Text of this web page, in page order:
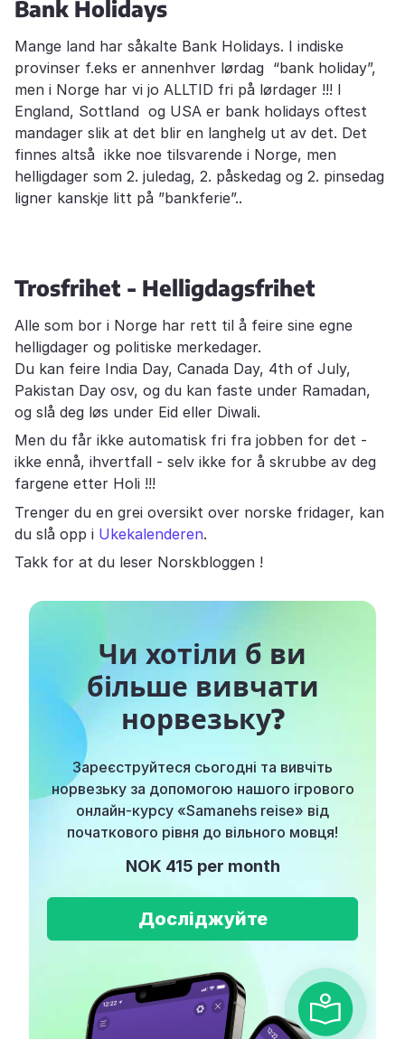
Bank Holidays
Mange land har såkalte Bank Holidays. I indiske
provinser f.eks er annenhver lørdag “bank holiday”,
men i Norge har vi jo ALLTID fri på lørdager !!! I
England, Sottland og USA er bank holidays oftest
mandager slik at det blir en langhelg ut av det. Det
finnes altså ikke noe tilsvarende i Norge, men
helligdager som 2. juledag, 2. påskedag og 2. pinsedag
ligner kanskje litt på ”bankferie”..
Trosfrihet - Helligdagsfrihet
Alle som bor i Norge har rett til å feire sine egne
helligdager og politiske merkedager.
Du kan feire India Day, Canada Day, 4th of July,
Pakistan Day osv, og du kan faste under Ramadan,
og slå deg løs under Eid eller Diwali.
Men du får ikke automatisk fri fra jobben for det -
ikke ennå, ihvertfall - selv ikke for å skrubbe av deg
fargene etter Holi !!!
Trenger du en grei oversikt over norske fridager, kan
du slå opp i Ukekalenderen.
Takk for at du leser Norskbloggen !
Чи хотіли б ви
більше вивчати
норвезьку?
Зареєструйтеся сьогодні та вивчіть
норвезьку за допомогою нашого ігрового
онлайн-курсу «Samanehs reise» від
початкового рівня до вільного мовця!
NOK 415 per month
Досліджуйте